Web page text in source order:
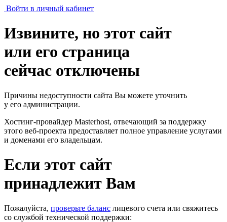
Войти в личный кабинет
Извините, но этот сайт
или его страница
сейчас отключены
Причины недоступности сайта Вы можете уточнить
у его администрации.
Хостинг-провайдер Masterhost, отвечающий за поддержку
этого веб-проекта предоставляет полное управление услугами
и доменами его владельцам.
Если этот сайт
принадлежит Вам
Пожалуйста, проверьте баланс лицевого счета или свяжитесь
со службой технической поддержки: